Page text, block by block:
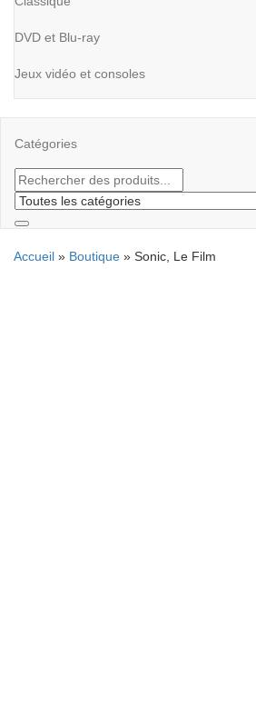
DVD et Blu-ray
Jeux vidéo et consoles
Catégories
Accueil » Boutique » Sonic, Le Film